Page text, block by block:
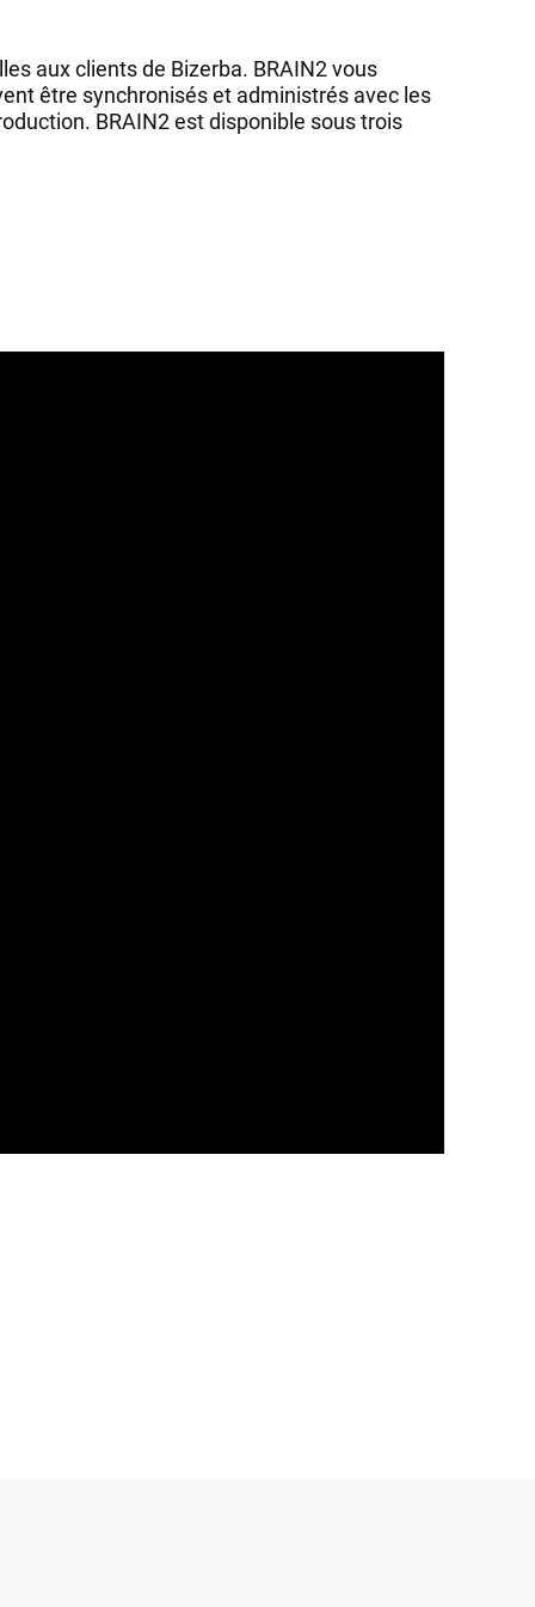
aux clients de Bizerba. BRAIN2 vous
être synchronisés et administrés avec les
BRAIN2 est disponible sous trois